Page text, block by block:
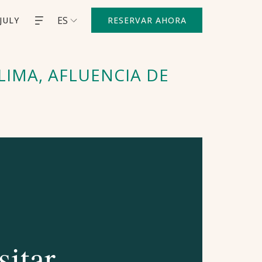
ES RESERVAR AHORA
AFLUENCIA DE